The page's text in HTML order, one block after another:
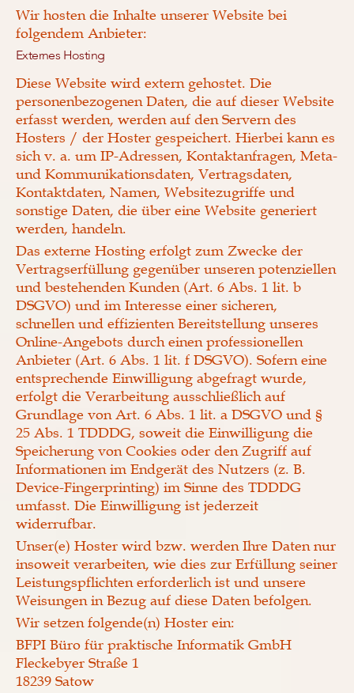
Wir hosten die Inhalte unserer Website bei
folgendem Anbieter:
Externes Hosting
Diese Website wird extern gehostet. Die
personenbezogenen Daten, die auf dieser Website
erfasst werden, werden auf den Servern des
Hosters / der Hoster gespeichert. Hierbei kann es
sich v. a. um IP-Adressen, Kontaktanfragen, Meta-
und Kommunikationsdaten, Vertragsdaten,
Kontaktdaten, Namen, Websitezugriffe und
sonstige Daten, die über eine Website generiert
werden, handeln.
Das externe Hosting erfolgt zum Zwecke der
Vertragserfüllung gegenüber unseren potenziellen
und bestehenden Kunden (Art. 6 Abs. 1 lit. b
DSGVO) und im Interesse einer sicheren,
schnellen und effizienten Bereitstellung unseres
Online-Angebots durch einen professionellen
Anbieter (Art. 6 Abs. 1 lit. f DSGVO). Sofern eine
entsprechende Einwilligung abgefragt wurde,
erfolgt die Verarbeitung ausschließlich auf
Grundlage von Art. 6 Abs. 1 lit. a DSGVO und §
25 Abs. 1 TDDDG, soweit die Einwilligung die
Speicherung von Cookies oder den Zugriff auf
Informationen im Endgerät des Nutzers (z. B.
Device-Fingerprinting) im Sinne des TDDDG
umfasst. Die Einwilligung ist jederzeit
widerrufbar.
Unser(e) Hoster wird bzw. werden Ihre Daten nur
insoweit verarbeiten, wie dies zur Erfüllung seiner
Leistungspflichten erforderlich ist und unsere
Weisungen in Bezug auf diese Daten befolgen.
Wir setzen folgende(n) Hoster ein:
BFPI Büro für praktische Informatik GmbH
Fleckebyer Straße 1
18239 Satow